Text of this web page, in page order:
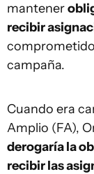
mantener
recibir
campaña.
Cuando era
Amplio (FA),
derogaría la
recibir las